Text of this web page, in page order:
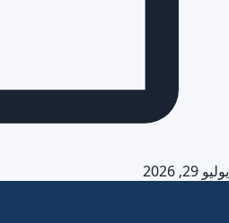
يوليو 29, 2026